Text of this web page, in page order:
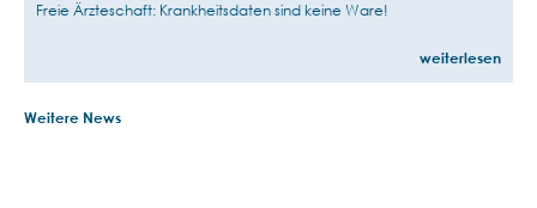
Freie Ärzteschaft: Krankheitsdaten sind keine Ware!
weiterlesen
Weitere News